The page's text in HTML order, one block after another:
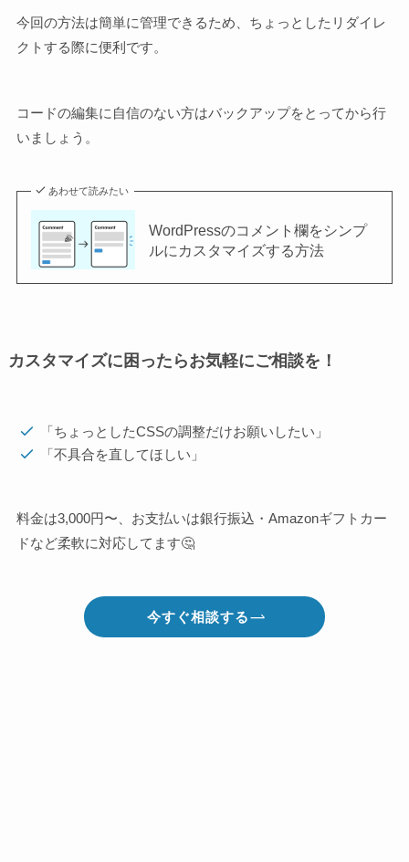
今回の方法は簡単に管理できるため、ちょっとしたリダイレ
クトする際に便利です。
コードの編集に自信のない方はバックアップをとってから行
いましょう。
あわせて読みたい
WordPressのコメント欄をシンプ
ルにカスタマイズする方法
カスタマイズに困ったらお気軽にご相談を！
「ちょっとしたCSSの調整だけお願いしたい」
「不具合を直してほしい」
料金は3,000円〜、お支払いは銀行振込・Amazonギフトカー
ドなど柔軟に対応してます🤔
今すぐ相談する